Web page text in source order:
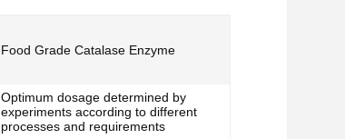
Food Grade Catalase Enzyme
Optimum dosage determined by
experiments according to different
processes and requirements